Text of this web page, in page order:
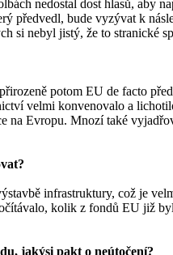
nedostal dost hlasů, aby
předvedl, bude vyzývat k
si nebyl jistý, že to stranické
potom EU de facto
velmi konvenovalo a
na Evropu. Mnozí také
infrastruktury, což je
kolik z fondů EU již
jakýsi pakt o neútočení?